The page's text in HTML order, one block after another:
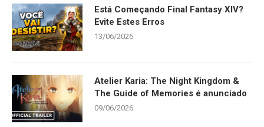
Está Começando Final Fantasy XIV?
Evite Estes Erros
13/06/2026
Atelier Karia: The Night Kingdom &
The Guide of Memories é anunciado
09/06/2026